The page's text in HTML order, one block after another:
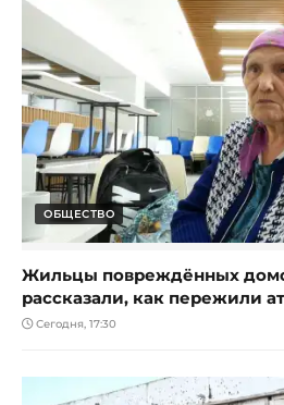
ОБЩЕСТВО
Жильцы повреждённых
рассказали, как пережили
Сегодня, 17:30